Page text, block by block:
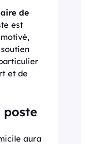
de
est
et de
aura